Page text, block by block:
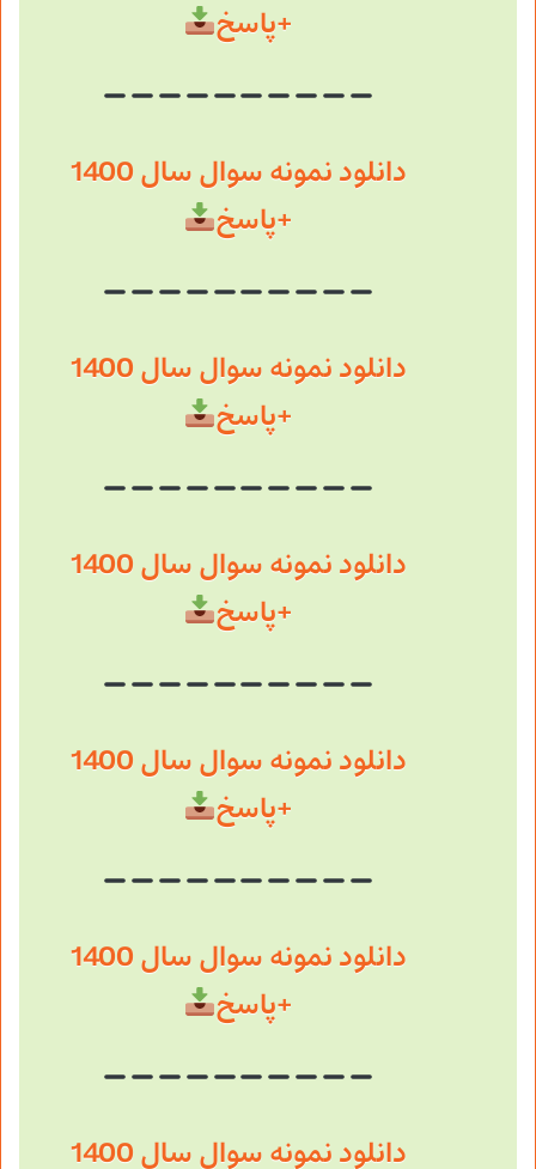
+پاسخ
دانلود نمونه سوال سال 1400
+پاسخ
دانلود نمونه سوال سال 1400
+پاسخ
دانلود نمونه سوال سال 1400
+پاسخ
دانلود نمونه سوال سال 1400
+پاسخ
دانلود نمونه سوال سال 1400
+پاسخ
دانلود نمونه سوال سال 1400